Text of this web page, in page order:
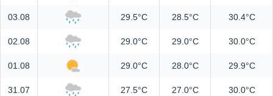
03.08 29.5°C 28.5°C 30.4°C
02.08 29.0°C 29.0°C 30.0°C
01.08 29.0°C 28.0°C 29.9°C
31.07 27.5°C 27.0°C 30.0°C